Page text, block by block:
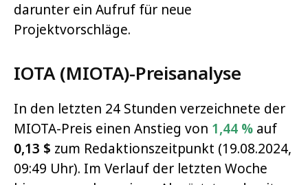
darunter ein Aufruf für neue
Projektvorschläge.
IOTA (MIOTA)-Preisanalyse
In den letzten 24 Stunden verzeichnete der
MIOTA-Preis einen Anstieg von 1,44 % auf
0,13 $ zum Redaktionszeitpunkt (19.08.2024,
09:49 Uhr). Im Verlauf der letzten Woche